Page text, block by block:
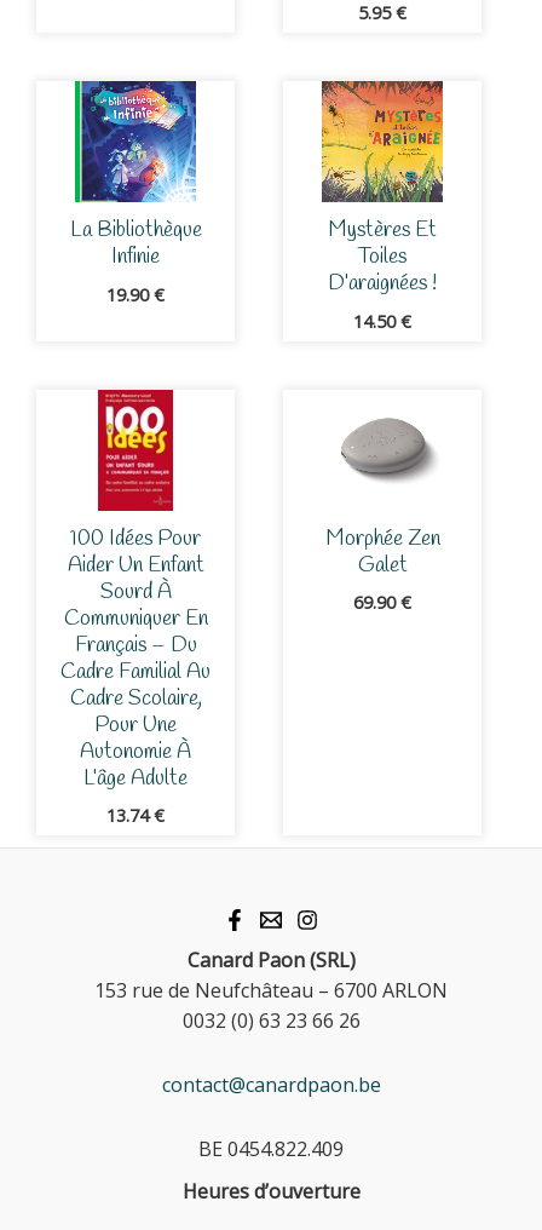
5.95€
La Bibliothèque
Infinie
19.90€
Mystères Et
Toiles
D’araignées !
14.50€
100 Idées Pour
Aider Un Enfant
Sourd À
Communiquer En
Français – Du
Cadre Familial Au
Cadre Scolaire,
Pour Une
Autonomie À
L’âge Adulte
13.74€
Morphée Zen
Galet
69.90€
Canard Paon (SRL)
153 rue de Neufchâteau – 6700 ARLON
0032 (0) 63 23 66 26
contact@canardpaon.be
BE 0454.822.409
Heures d’ouverture